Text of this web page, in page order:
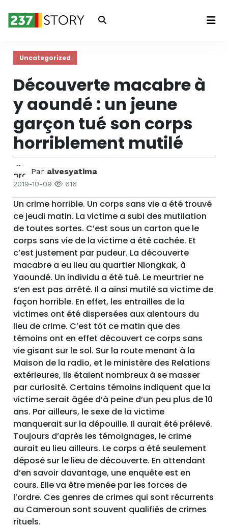
Connexion
Uncategorized
Découverte macabre à
y aoundé : un jeune
garçon tué son corps
horriblement mutilé
Par alvesyatima
2019-10-09 616
Un crime horrible. Un corps sans vie a été trouvé
ce jeudi matin. La victime a subi des mutilation
de toutes sortes. C’est sous un carton que le
corps sans vie de la victime a été cachée. Et
c’est justement par pudeur. La découverte
macabre a eu lieu au quartier Nlongkak, à
Yaoundé. Un individu a été tué. Le meurtrier ne
s’en est pas arrêté. Il a ainsi mutilé sa victime de
façon horrible. En effet, les entrailles de la
victimes ont été dispersées aux alentours du
lieu de crime. C’est tôt ce matin que des
témoins ont en effet découvert ce corps sans
vie gisant sur le sol. Sur la route menant à la
Maison de la radio, et le ministère des Relations
extérieures, ils étaient nombreux à se masser
par curiosité. Certains témoins indiquent que la
victime serait âgée d’à peine d’un peu plus de 10
ans. Par ailleurs, le sexe de la victime
manquerait sur la dépouille. Il aurait été prélevé.
Toujours d’après les témoignages, le crime
aurait eu lieu ailleurs. Le corps a été seulement
déposé sur le lieu de découverte. En attendant
d’en savoir davantage, une enquête est en
cours. Elle va être menée par les forces de
l’ordre. Ces genres de crimes qui sont récurrents
au Cameroun sont souvent qualifiés de crimes
rituels.